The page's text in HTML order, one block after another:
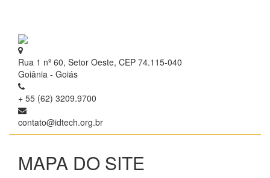
Rua 1 nº 60, Setor Oeste, CEP 74.115-040
Goiânia - Goiás
+ 55 (62) 3209.9700
contato@idtech.org.br
MAPA DO SITE